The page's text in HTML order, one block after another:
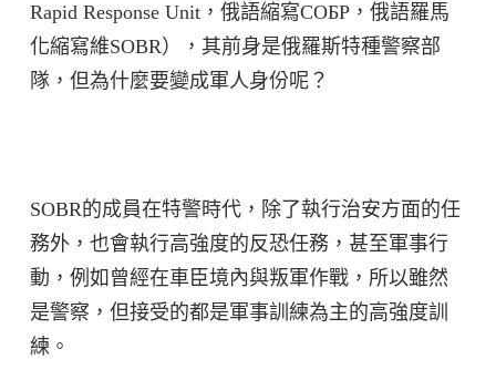
Rapid Response Unit，俄語縮寫СОБР，俄語羅馬
化縮寫維SOBR），其前身是俄羅斯特種警察部
隊，但為什麼要變成軍人身份呢？
SOBR的成員在特警時代，除了執行治安方面的任
務外，也會執行高強度的反恐任務，甚至軍事行
動，例如曾經在車臣境內與叛軍作戰，所以雖然
是警察，但接受的都是軍事訓練為主的高強度訓
練。